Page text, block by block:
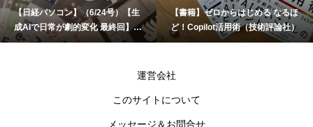
【日経パソコン】（6/24号）【生
成AIで日常が劇的変化 最終回】 A
I時代のアプリケーション／サービ
【書籍】ゼロからはじめる なるほ
ど！Copilot活用術（技術評論社）
運営会社
このサイトについて
メッセージ＆お問合せ